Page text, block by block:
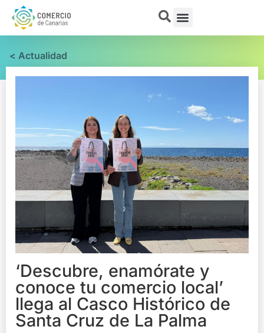
< Actualidad
‘Descubre, enamórate y
conoce tu comercio local’
llega al Casco Histórico de
Santa Cruz de La Palma